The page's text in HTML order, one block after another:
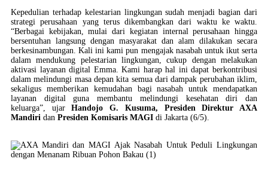
Kepedulian terhadap kelestarian lingkungan sudah menjadi bagian dari
strategi perusahaan yang terus dikembangkan dari waktu ke waktu.
“Berbagai kebijakan, mulai dari kegiatan internal perusahaan hingga
bersentuhan langsung dengan masyarakat dan alam dilakukan secara
berkesinambungan. Kali ini kami pun mengajak nasabah untuk ikut serta
dalam mendukung pelestarian lingkungan, cukup dengan melakukan
aktivasi layanan digital Emma. Kami harap hal ini dapat berkontribusi
dalam melindungi masa depan kita semua dari dampak perubahan iklim,
sekaligus memberikan kemudahan bagi nasabah untuk mendapatkan
layanan digital guna membantu melindungi kesehatan diri dan
keluarga”, ujarHandojo G. Kusuma, Presiden Direktur AXA
Mandiri dan Presiden Komisaris MAGI di Jakarta (6/5).